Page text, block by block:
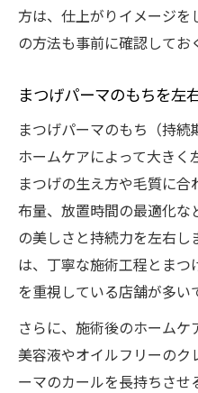
方は、仕上がりイメージ
の方法も事前に確認してお
まつげパーマのもちを左
まつげパーマのもち（持
ホームケアによって大きく
まつげの生え方や毛質に
布量、放置時間の最適化な
の美しさと持続力を左右し
は、丁寧な施術工程とま
を重視している店舗が多い
さらに、施術後のホーム
美容液やオイルフリーの
ーマのカールを長持ちさ